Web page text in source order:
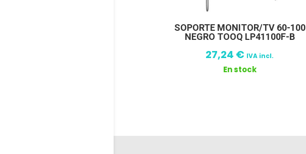
SOPORTE MONITOR/TV 60-100
NEGRO TOOQ LP41100F-B
27,24 € IVA incl.
En stock